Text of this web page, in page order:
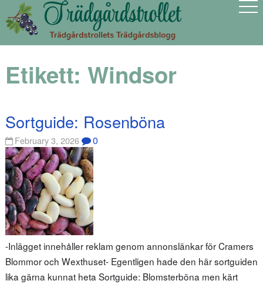
Etikett: Windsor
Sortguide: Rosenböna
February 3, 2026 0
-Inlägget innehåller reklam genom annonslänkar för Cramers
Blommor och Wexthuset- Egentligen hade den här sortguiden
lika gärna kunnat heta Sortguide: Blomsterböna men kärt